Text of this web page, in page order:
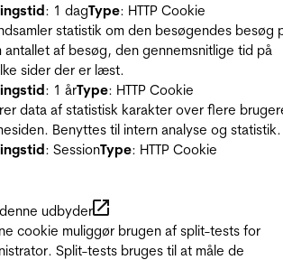
: 1 dagType: HTTP Cookie
statistik om den besøgendes besøg
antallet af besøg, den gennemsnitlige tid på
sider der er læst.
: 1 årType: HTTP Cookie
data af statistisk karakter over flere
Benyttes til intern analyse og statistik.
: SessionType: HTTP Cookie
udbyder
cookie muliggør brugen af split-tests for
Split-tests bruges til at måle de